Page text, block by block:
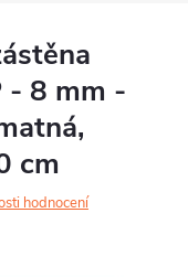
- 8 mm -
cm
hodnocení